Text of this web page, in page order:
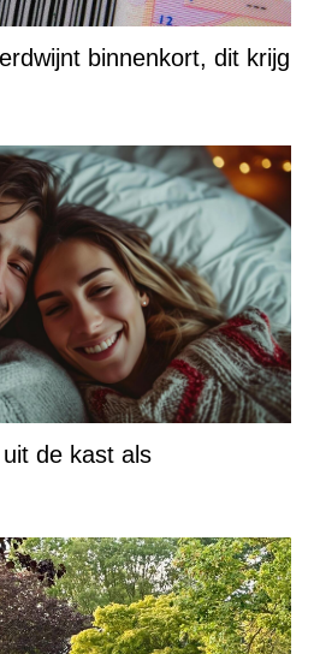
binnenkort, dit krijg
de kast als